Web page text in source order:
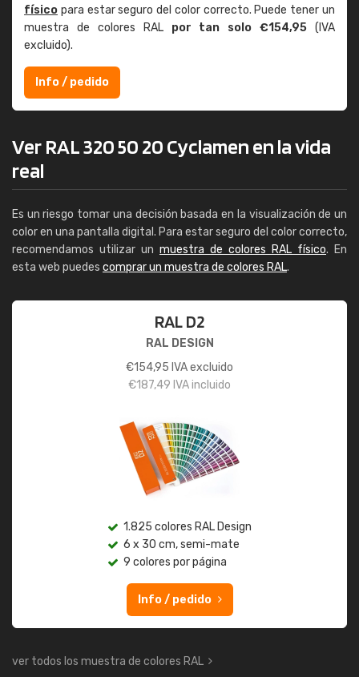
físico para estar seguro del color correcto. Puede tener un
muestra de colores RAL por tan solo €154,95 (IVA
excluido).
Info / pedido
Ver RAL 320 50 20 Cyclamen en la vida
real
Es un riesgo tomar una decisión basada en la visualización de un
color en una pantalla digital. Para estar seguro del color correcto,
recomendamos utilizar un muestra de colores RAL físico. En
esta web puedes comprar un muestra de colores RAL.
RAL D2
RAL DESIGN
€154,95 IVA excluido
€187,49 IVA incluido
1.825 colores RAL Design
6 x 30 cm, semi-mate
9 colores por página
Info / pedido
ver todos los muestra de colores RAL